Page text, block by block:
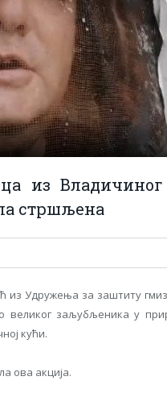
из
стршљена
из Удружења за заштиту
великог заљубљеника у
кући.
ова акција.